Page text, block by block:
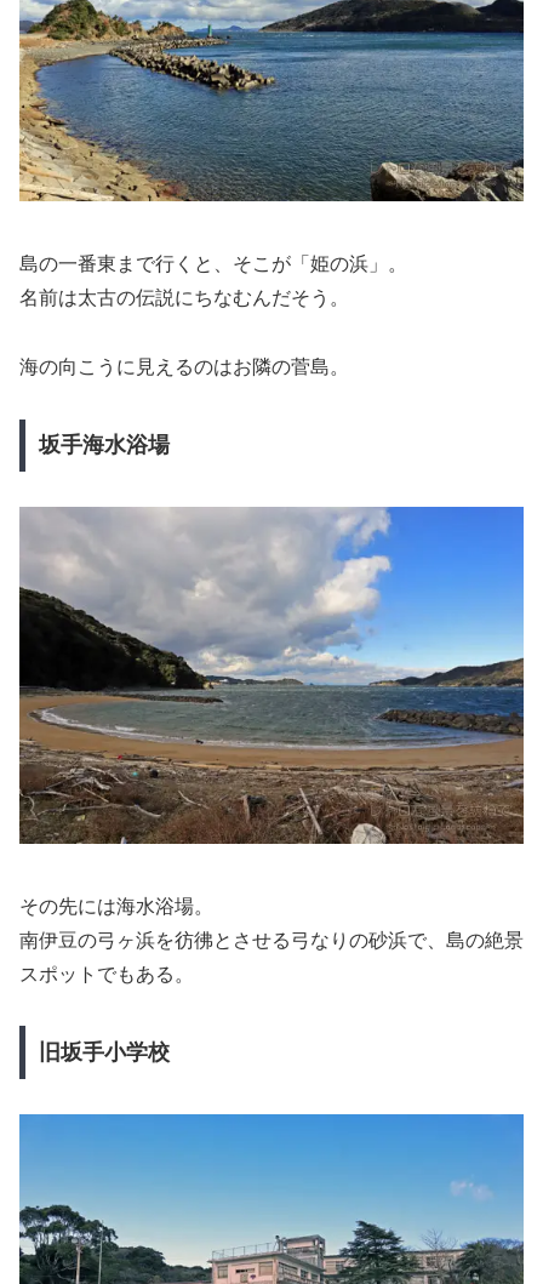
島の一番東まで行くと、そこが「姫の浜」。
名前は太古の伝説にちなむんだそう。
海の向こうに見えるのはお隣の菅島。
坂手海水浴場
その先には海水浴場。
南伊豆の弓ヶ浜を彷彿とさせる弓なりの砂浜で、島の絶景
スポットでもある。
旧坂手小学校